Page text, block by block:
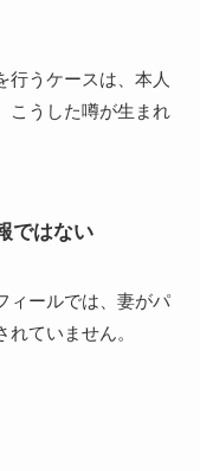
行うケースは、本人
こうした噂が生まれ
ではない
ィールでは、妻がパ
ていません。